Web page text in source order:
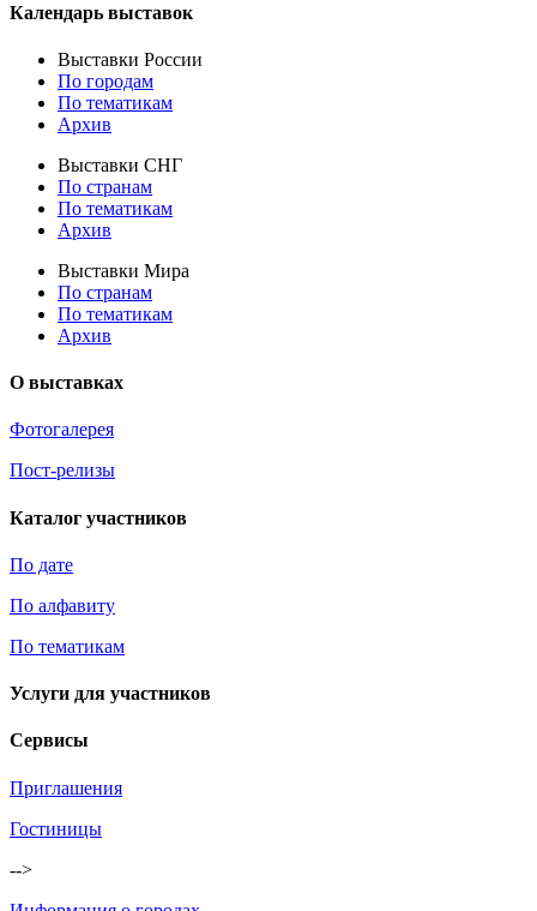
Календарь выставок
Выставки России
По городам
По тематикам
Архив
Выставки СНГ
По странам
По тематикам
Архив
Выставки Мира
По странам
По тематикам
Архив
О выставках
Фотогалерея
Пост-релизы
Каталог участников
По дате
По алфавиту
По тематикам
Услуги для участников
Сервисы
Приглашения
Гостиницы
-->